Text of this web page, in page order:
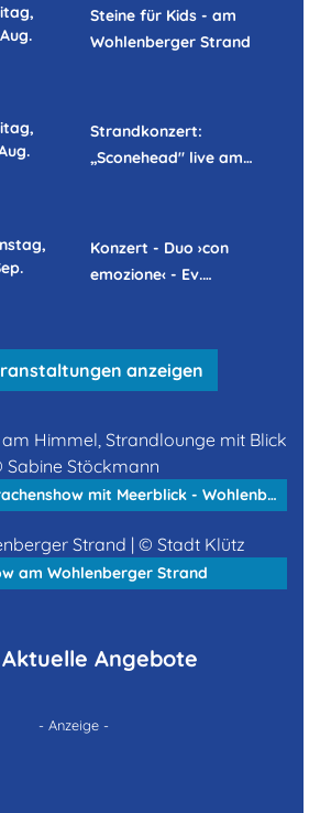
Steine für Kids - am
Wohlenberger Strand
Strandkonzert:
„Sconehead" live am…
Konzert - Duo ›con
emozione‹ - Ev.…
anzeigen
3-tägige bunte Drachenshow mit Meerblick - Wohlenberger Strand
am Wohlenberger Strand
Aktuelle Angebote
- Anzeige -